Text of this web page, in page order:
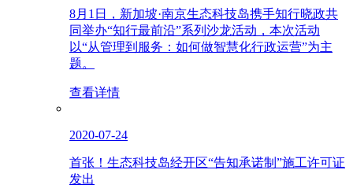
8月1日，新加坡·南京生态科技岛携手知行晓政共
同举办“知行最前沿”系列沙龙活动，本次活动
以“从管理到服务：如何做智慧化行政运营”为主
题。
查看详情
2020-07-24
首张！生态科技岛经开区“告知承诺制”施工许可证
发出